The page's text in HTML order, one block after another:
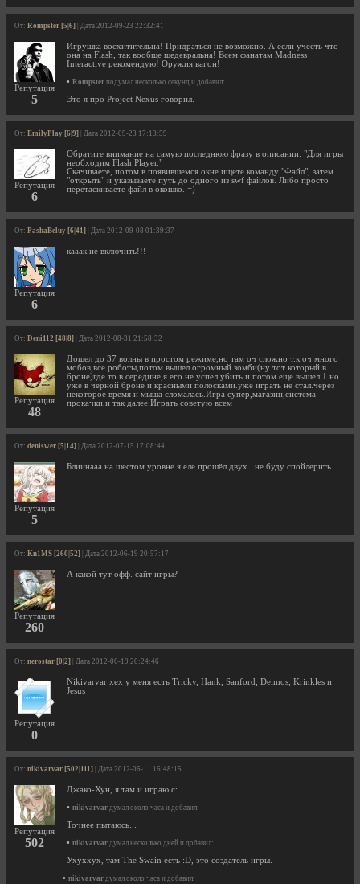
От: Rompster [5|6] | Дата 2012-09-23 22:32:41
Репутация
5
Игрушка восхитительна! Придраться не возможно. А если учесть что
она на Flash, так вообще шедевральна! Всем фанатам Madness
Interactive рекомендую! Оружия вагон!
• Rompster подумал несколько секунд и добавил:
Это я про Project Nexus говорил.
От: EmilyPlay [6|9] | Дата 2012-09-23 17:13:59
Репутация
6
Обратите внимание на самую последнюю фразу в описании: "Для игры
необходим Flash Player."
Скачиваете, потом в появившемся окне ищете команду "Файл", затем
"открыть" и указываете путь до одного из swf файлов. Либо просто
перетаскиваете файл в окошко. =)
От: PashaBeluy [6|41] | Дата 2012-09-08 01:39:37
Репутация
6
кааак ие включить!!!
От: Deni112 [48|8] | Дата 2012-08-31 21:58:32
Репутация
48
Дошел до 37 волны в простом режиме,но там оч сложно т.к оч много
мобов,все роботы,потом вышел огромный зомби(ну тот который в
броне)где то в середине,я его не успел убить и потом ещё вышел 1 но
уже в черной броне и красными полосками.уже играть не стал.через
некоторое время и мыша сломалась.Игра супер,магазин,система
прокачки,и так далее.Играть советую всем
От: deniswer [5|14] | Дата 2012-07-15 17:08:44
Репутация
5
Блиинааа на шестом уровне я еле прошёл двух...не буду спойлерить
От: Kn1MS [260|52] | Дата 2012-06-19 20:57:17
Репутация
260
А какой тут офф. сайт игры?
От: nerostar [0|2] | Дата 2012-06-19 20:24:46
Репутация
0
Nikivarvar хех у меня есть Tricky, Hank, Sanford, Deimos, Krinkles и
Jesus
От: nikivarvar [502|111] | Дата 2012-06-11 16:48:15
Репутация
502
Джако-Хун, я там и играю с:
• nikivarvar думал около часа и добавил:
Точнее пытаюсь...
• nikivarvar думал несколько дней и добавил:
Ухуххух, там The Swain есть :D, это создатель игры.
• nikivarvar думал около часа и добавил: